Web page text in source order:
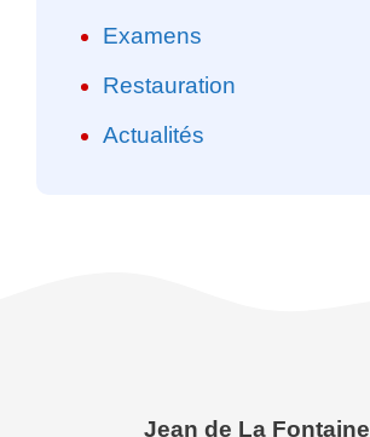
Examens
Restauration
Actualités
Jean de La Fontaine